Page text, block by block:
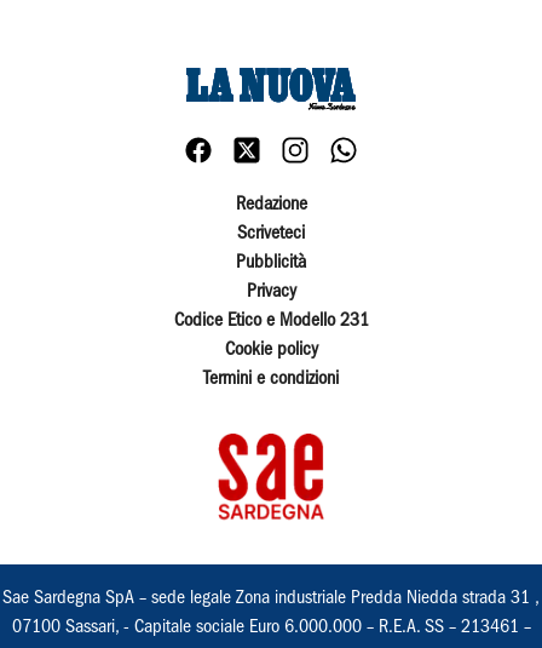
Redazione
Scriveteci
Pubblicità
Privacy
Codice Etico e Modello 231
Cookie policy
Termini e condizioni
Sae Sardegna SpA – sede legale Zona industriale Predda Niedda strada 31 ,
07100 Sassari, - Capitale sociale Euro 6.000.000 – R.E.A. SS – 213461 –